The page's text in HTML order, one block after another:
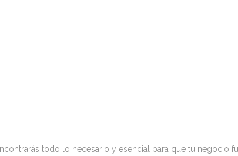
todo lo necesario y esencial para que tu negocio